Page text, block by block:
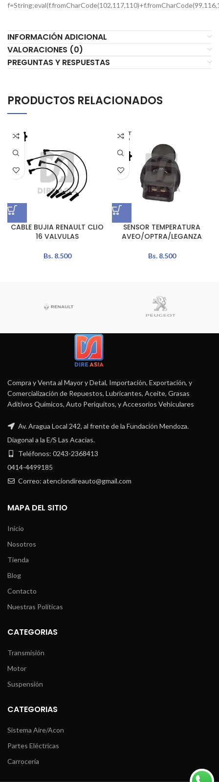
INFORMACIÓN ADICIONAL
VALORACIONES (0)
PREGUNTAS Y RESPUESTAS
PRODUCTOS RELACIONADOS
CABLE BUJIA RENAULT CLIO
16 VALVULAS
Bs.8.500
AGOT
ADO
SENSOR TEMPERATURA
AVEO/OPTRA/LEGANZA
Bs.8.500
Compra y Venta al Mayor y Detal, Importación, Exportación, y
Comercialización de Repuestos, Lubricantes, Aceite, Grasas
Aditivos Químicos, Auto Periquitos, y Accesorios Vehiculares
Av. Aragua Local 242, al frente de la Fundación Mendoza.
Diagonal a la E/S Las Acacias.
Teléfonos: 0243-2368413
0414-4499185
Correo: atenciondireauto@gmail.com
MAPA DEL SITIO
Inicio
Nosotros
Tienda
Blog
Contacto
Nuestras Políticas
CATEGORIAS
Transmisión
Motor
Suspensión
CATEGORIAS
Sistema Aire/Acon
Partes Eléctricas
Carrocería